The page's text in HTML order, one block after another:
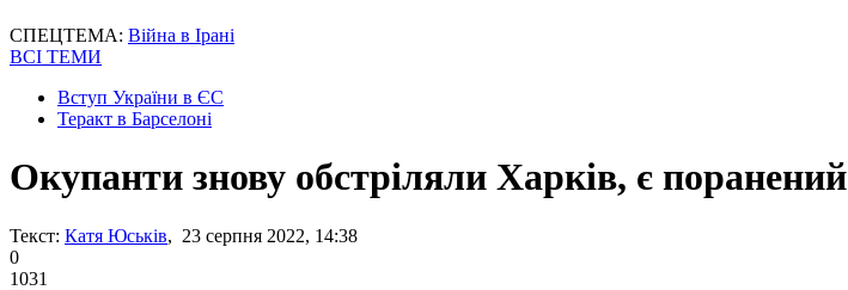
СПЕЦТЕМА: Війна в Ірані
ВСІ ТЕМИ
Вступ України в ЄС
Теракт в Барселоні
Окупанти знову обстріляли Харків, є поранений
Текст: Катя Юськів, 23 серпня 2022, 14:38
0
1031